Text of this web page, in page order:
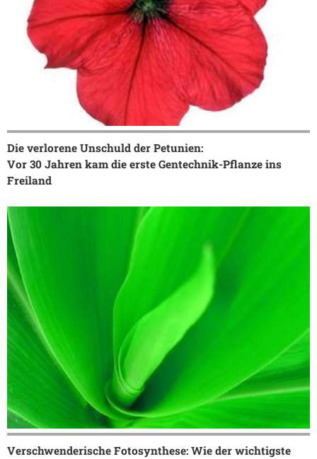
Die verlorene Unschuld der Petunien:
Vor 30 Jahren kam die erste Gentechnik-Pflanze ins
Freiland
Verschwenderische Fotosynthese: Wie der wichtigste